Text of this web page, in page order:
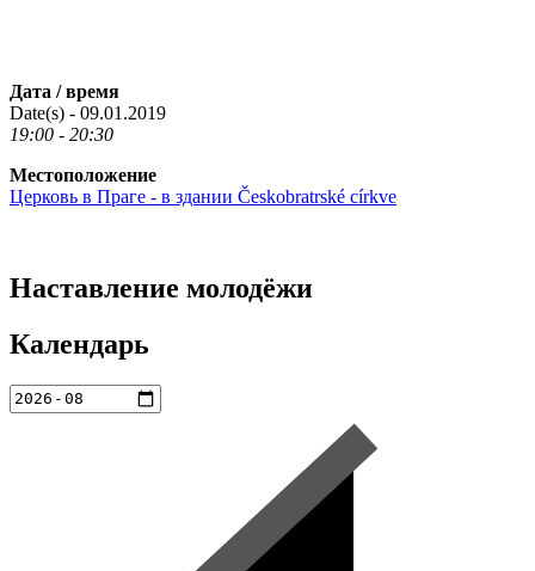
Дата / время
Date(s) - 09.01.2019
19:00 - 20:30
Местоположение
Церковь в Праге - в здании Českobratrské církve
Наставление молодёжи
Календарь